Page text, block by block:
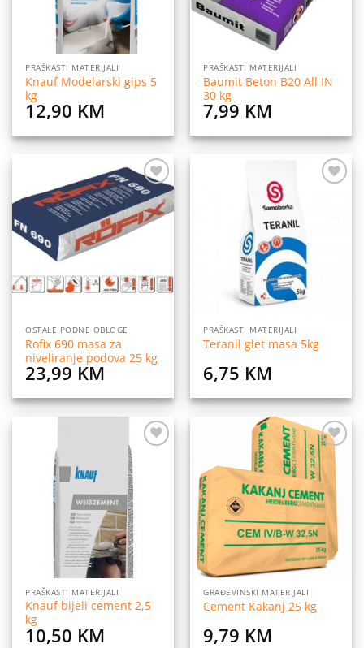
PRAŠKASTI MATERIJALI
Knauf Modelarski gips 5
kg
12,90 KM
PRAŠKASTI MATERIJALI
Baumit Beton B20 All IN
30 kg
7,99 KM
Dodaj
na
listu
želja
OSTALE PODNE OBLOGE
Rofix 690 masa za
niveliranje podova 25 kg
23,99KM
PRAŠKASTI MATERIJALI
Teranil glet masa 5kg
6,75 KM
PRAŠKASTI MATERIJALI
Knauf bijeli cement 2,5
kg
10,50 KM
Dodaj
na
listu
želja
GRAĐEVINSKI MATERIJALI
Cement Kakanj 25 kg
9,79 KM